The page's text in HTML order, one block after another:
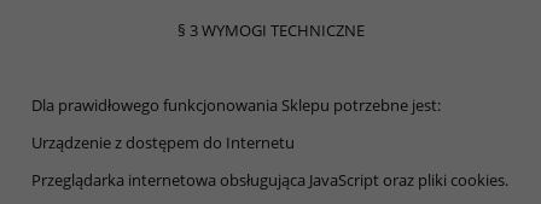
§ 3 WYMOGI TECHNICZNE
Dla prawidłowego funkcjonowania Sklepu potrzebne jest:
Urządzenie z dostępem do Internetu
Przeglądarka internetowa obsługująca JavaScript oraz pliki cookies.